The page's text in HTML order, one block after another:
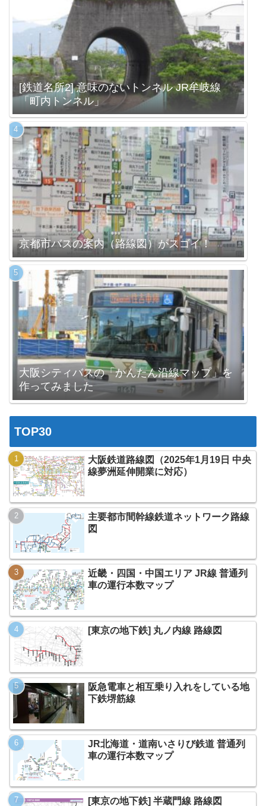
[鉄道名所2] 意味のないトンネル JR牟岐線
「町内トンネル」
京都市バスの案内（路線図）がスゴイ！
大阪シティバスの「かんたん沿線マップ」を
作ってみました
TOP30
大阪鉄道路線図（2025年1月19日 中央
線夢洲延伸開業に対応）
主要都市間幹線鉄道ネットワーク路線
図
近畿・四国・中国エリア JR線 普通列
車の運行本数マップ
[東京の地下鉄] 丸ノ内線 路線図
阪急電車と相互乗り入れをしている地
下鉄堺筋線
JR北海道・道南いさりび鉄道 普通列
車の運行本数マップ
[東京の地下鉄] 半蔵門線 路線図